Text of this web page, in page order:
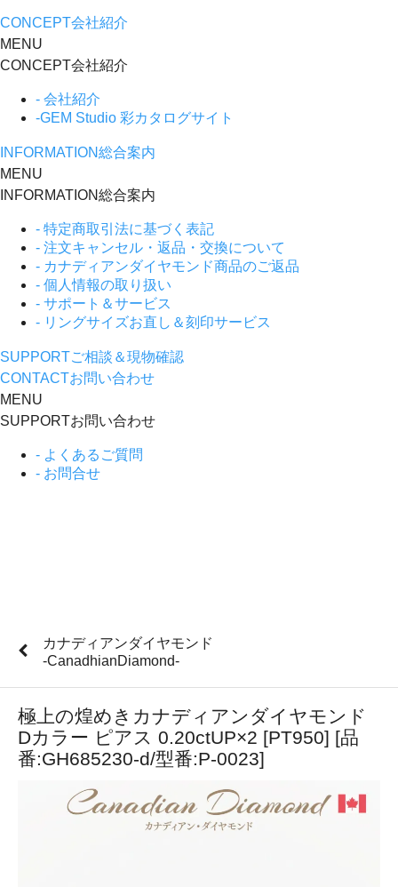
CONCEPT会社紹介
MENU
CONCEPT会社紹介
- 会社紹介
-GEM Studio 彩カタログサイト
INFORMATION総合案内
MENU
INFORMATION総合案内
- 特定商取引法に基づく表記
- 注文キャンセル・返品・交換について
- カナディアンダイヤモンド商品のご返品
- 個人情報の取り扱い
- サポート＆サービス
- リングサイズお直し＆刻印サービス
SUPPORTご相談＆現物確認
CONTACTお問い合わせ
MENU
SUPPORTお問い合わせ
- よくあるご質問
- お問合せ
カナディアンダイヤモンド
-CanadhianDiamond-
極上の煌めきカナディアンダイヤモンド
Dカラー ピアス 0.20ctUP×2 [PT950] [品
番:GH685230-d/型番:P-0023]